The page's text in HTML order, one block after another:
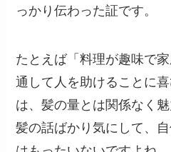
っかり伝わった証です。
たとえば「料理が趣味で
通して人を助けることに
は、髪の量とは関係なく魅
髪の話ばかり気にして、